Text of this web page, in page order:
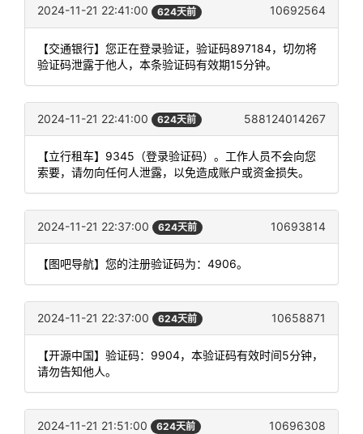
2024-11-21 22:41:00 624天前 10692564
【交通银行】您正在登录验证，验证码897184，切勿将
验证码泄露于他人，本条验证码有效期15分钟。
2024-11-21 22:41:00 624天前 588124014267
【立行租车】9345（登录验证码）。工作人员不会向您
索要，请勿向任何人泄露，以免造成账户或资金损失。
2024-11-21 22:37:00 624天前 10693814
【图吧导航】您的注册验证码为：4906。
2024-11-21 22:37:00 624天前 10658871
【开源中国】验证码：9904，本验证码有效时间5分钟，
请勿告知他人。
2024-11-21 21:51:00 624天前 10696308